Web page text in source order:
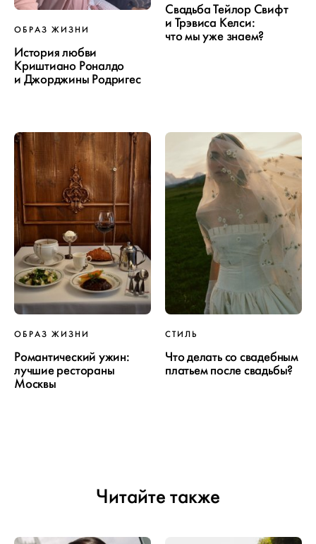
ОБРАЗ ЖИЗНИ
История любви
Криштиано Роналдо
и Джорджины Родригес
Свадьба Тейлор Свифт
и Трэвиса Келси:
что мы уже знаем?
ОБРАЗ ЖИЗНИ
Романтический ужин:
лучшие рестораны
Москвы
СТИЛЬ
Что делать со свадебным
платьем после свадьбы?
Читайте также